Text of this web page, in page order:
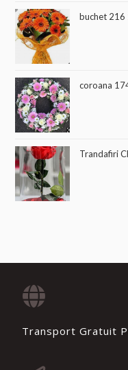
buchet 216
coroana
Trandafiri
Transport Gratuit